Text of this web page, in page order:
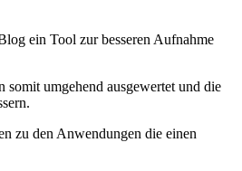
ein Tool zur besseren Aufnahme
umgehend ausgewertet und die
zu den Anwendungen die einen